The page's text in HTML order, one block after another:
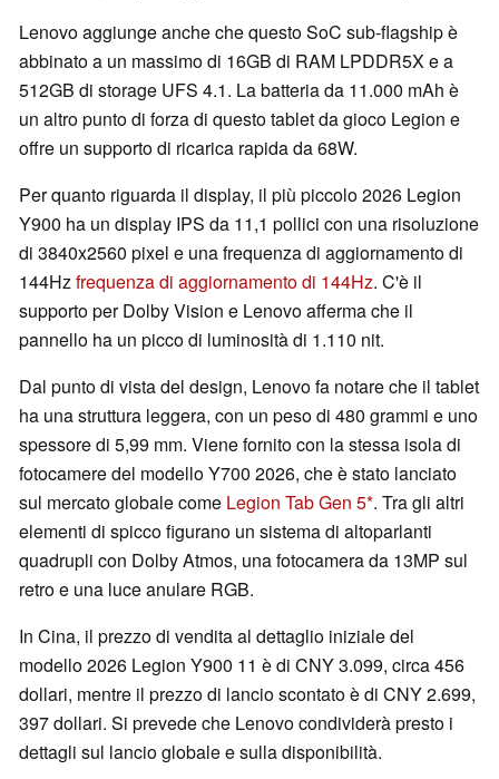
Lenovo aggiunge anche che questo SoC sub-flagship è
abbinato a un massimo di 16GB di RAM LPDDR5X e a
512GB di storage UFS 4.1. La batteria da 11.000 mAh è
un altro punto di forza di questo tablet da gioco Legion e
offre un supporto di ricarica rapida da 68W.
Per quanto riguarda il display, il più piccolo 2026 Legion
Y900 ha un display IPS da 11,1 pollici con una risoluzione
di 3840x2560 pixel e una frequenza di aggiornamento di
144Hzfrequenza di aggiornamento di 144Hz. C'è il
supporto per Dolby Vision e Lenovo afferma che il
pannello ha un picco di luminosità di 1.110 nit.
Dal punto di vista del design, Lenovo fa notare che il tablet
ha una struttura leggera, con un peso di 480 grammi e uno
spessore di 5,99 mm. Viene fornito con la stessa isola di
fotocamere del modello Y700 2026, che è stato lanciato
sul mercato globale come Legion Tab Gen 5 . Tra gli altri
elementi di spicco figurano un sistema di altoparlanti
quadrupli con Dolby Atmos, una fotocamera da 13MP sul
retro e una luce anulare RGB.
In Cina, il prezzo di vendita al dettaglio iniziale del
modello 2026 Legion Y900 11 è di CNY 3.099, circa 456
dollari, mentre il prezzo di lancio scontato è di CNY 2.699,
397 dollari. Si prevede che Lenovo condividerà presto i
dettagli sul lancio globale e sulla disponibilità.